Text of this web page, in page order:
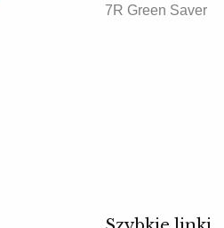
7R Green Saver